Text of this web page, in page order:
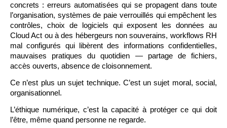
concrets : erreurs automatisées qui se propagent dans toute
l’organisation, systèmes de paie verrouillés qui empêchent les
contrôles, choix de logiciels qui exposent les données au
Cloud Act ou à des hébergeurs non souverains, workflows RH
mal configurés qui libèrent des informations confidentielles,
mauvaises pratiques du quotidien — partage de fichiers,
accès ouverts, absence de cloisonnement.
Ce n’est plus un sujet technique. C’est un sujet moral, social,
organisationnel.
L’éthique numérique, c’est la capacité à protéger ce qui doit
l’être, même quand personne ne regarde.